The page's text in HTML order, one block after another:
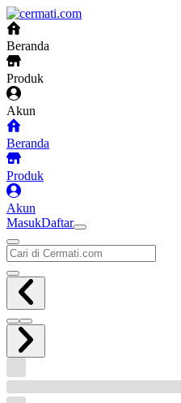
Beranda
Produk
Akun
Beranda
Produk
Akun
MasukDaftar